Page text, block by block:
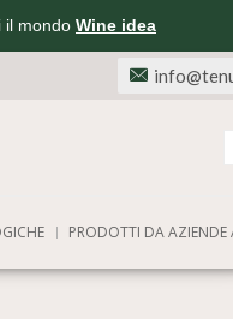
il mondo Wine idea
PRODOTTI DA AZIENDE